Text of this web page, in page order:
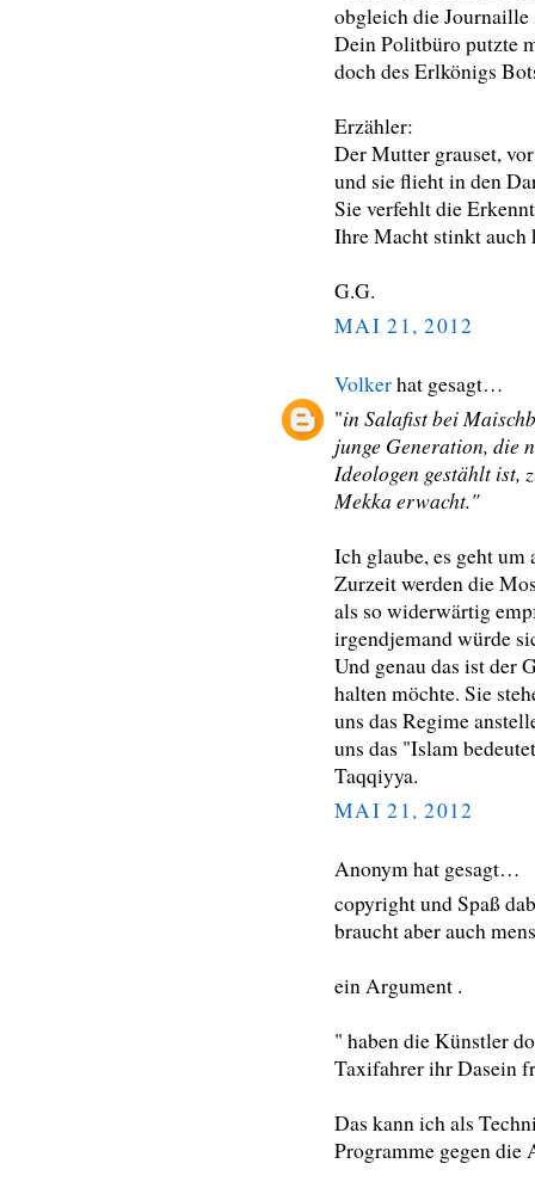
obgleich die Journaille
Dein Politbüro putzte
doch des Erlkönigs
Erzähler:
Der Mutter grauset,
und sie flieht in den
Sie verfehlt die
Ihre Macht stinkt
G.G.
MAI 21, 2012
Volkerhat gesagt…
"in Salafist bei
junge Generation, die
Ideologen gestählt ist,
Mekka erwacht."
Ich glaube, es geht um
Zurzeit werden die
als so widerwärtig
irgendjemand würde
Und genau das ist der
halten möchte. Sie
uns das Regime
uns das "Islam
Taqqiyya.
MAI 21, 2012
Anonym hat gesagt…
copyright und Spaß
braucht aber auch
ein Argument .
" haben die Künstler
Taxifahrer ihr Dasein
Das kann ich als
Programme gegen die